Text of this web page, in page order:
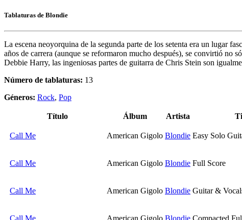
Tablaturas de Blondie
La escena neoyorquina de la segunda parte de los setenta era un lugar
años de carrera (aunque se reformaron mucho después), se convirtió
Debbie Harry, las ingeniosas partes de guitarra de Chris Stein son
Número de tablaturas: 13
Géneros: Rock, Pop
Título Álbum Artista
Call Me American Gigolo Blondie Easy Solo
Call Me American Gigolo Blondie Full Score
Call Me American Gigolo Blondie Guitar &